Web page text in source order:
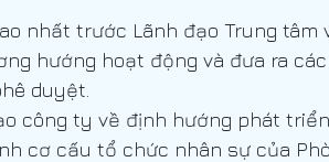
T Phòng Hành Chính Nhân Sự
Trợ Lý Tổng Giám Đốc Phòng
nhất trước Lãnh đạo Trung tâm
hướng hoạt động và đưa ra
duyệt.
công ty về định hướng phát triển
cơ cấu tổ chức nhân sự của